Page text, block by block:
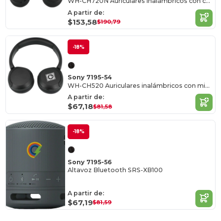
A partir de:
$153,58$190,79
-18%
Sony 7195-54
WH-CH520 Auriculares inalámbricos con micrófono
A partir de:
$67,18$81,58
-18%
Sony 7195-56
Altavoz Bluetooth SRS-XB100
A partir de:
$67,19$81,59